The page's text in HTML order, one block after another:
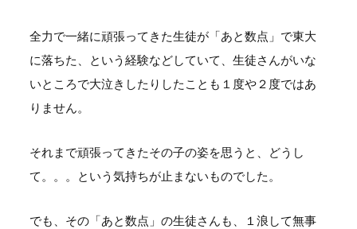
全力で一緒に頑張ってきた生徒が「あと数点」で東大
に落ちた、という経験などしていて、生徒さんがいな
いところで大泣きしたりしたことも１度や２度ではあ
りません。
それまで頑張ってきたその子の姿を思うと、どうし
て。。。という気持ちが止まないものでした。
でも、その「あと数点」の生徒さんも、１浪して無事